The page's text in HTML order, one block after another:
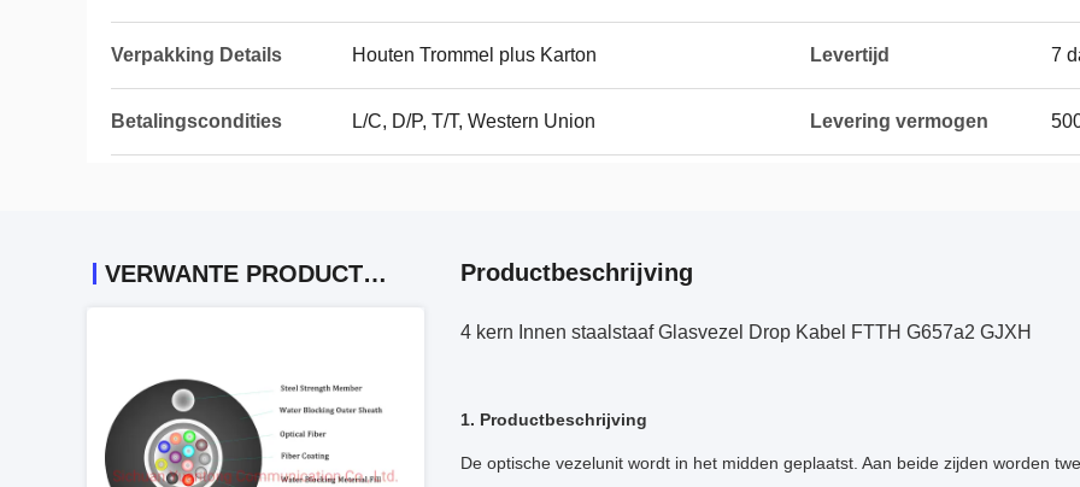
Verpakking Details Houten Trommel plus Karton Levertijd 7
Betalingscondities L/C, D/P, T/T, Western Union Levering vermogen
VERWANTE PRODUCTEN Productbeschrijving
4 kern Innen staalstaaf Glasvezel Drop Kabel FTTH G657a2 GJXH
1. Productbeschrijving
De optische vezelunit wordt in het midden geplaatst. Aan beide zijden worden